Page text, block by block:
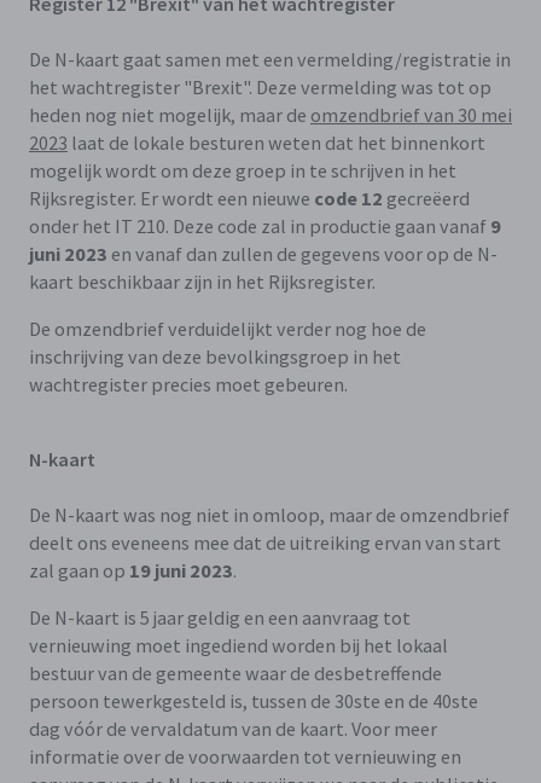
De N-kaart gaat samen met een vermelding/registratie in
het wachtregister "Brexit". Deze vermelding was tot op
heden nog niet mogelijk, maar de omzendbrief van 30 mei
2023 laat de lokale besturen weten dat het binnenkort
mogelijk wordt om deze groep in te schrijven in het
Rijksregister. Er wordt een nieuwe code 12 gecreëerd
onder het IT 210. Deze code zal in productie gaan vanaf 9
juni 2023 en vanaf dan zullen de gegevens voor op de N-
kaart beschikbaar zijn in het Rijksregister.
De omzendbrief verduidelijkt verder nog hoe de
inschrijving van deze bevolkingsgroep in het
wachtregister precies moet gebeuren.
N-kaart
De N-kaart was nog niet in omloop, maar de omzendbrief
deelt ons eveneens mee dat de uitreiking ervan van start
zal gaan op 19 juni 2023.
De N-kaart is 5 jaar geldig en een aanvraag tot
vernieuwing moet ingediend worden bij het lokaal
bestuur van de gemeente waar de desbetreffende
persoon tewerkgesteld is, tussen de 30ste en de 40ste
dag vóór de vervaldatum van de kaart. Voor meer
informatie over de voorwaarden tot vernieuwing en